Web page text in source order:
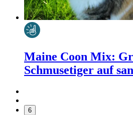
Maine Coon Mix:
Schmusetiger auf
6